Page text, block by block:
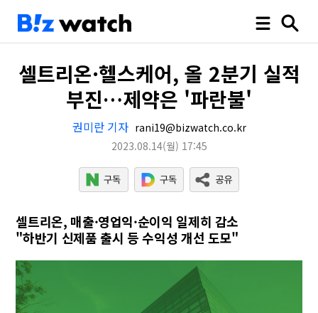
셀트리온·헬스케어, 올 2분기 실적
부진…제약은 '파란불'
권미란 기자 rani19@bizwatch.co.kr
2023.08.14(월) 17:45
셀트리온, 매출·영업익·순이익 일제히 감소
"하반기 신제품 출시 등 수익성 개선 도모"